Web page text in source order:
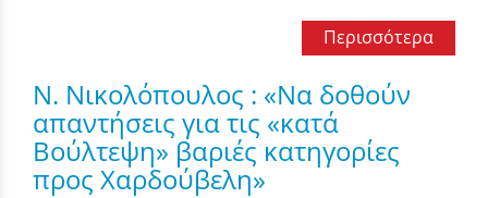
Περισσότερα
Ν. Νικολόπουλος : «Να δοθούν
απαντήσεις για τις «κατά
Βούλτεψη» βαριές κατηγορίες
προς Χαρδούβελη»